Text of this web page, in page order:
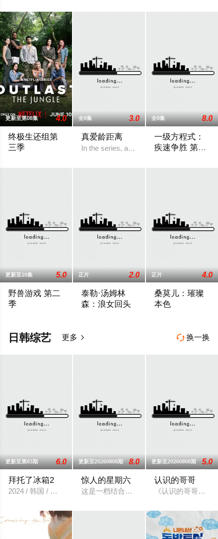
更新至第08集 4.0
终极生还组第
三季
全8集 3.0
真爱龄距离
In the series, age is thrown out the
全8集 8.0
一级方程式：
疾速争胜 第八
更新至10集 5.0
野兽游戏 第二
季
正片 2.0
泰勒·汤姆林
森：浪女回头
正片 4.0
桑莫儿：璀璨
本色
 换一换
日韩综艺 更多 
更新至第83期 6.0
拜托了冰箱2
2024 / 韩国 / 韩国综艺
更新至20260808期 8.0
惊人的星期六
这是一档结合音乐+美食+答题的新综艺
更新至20260808期 5.0
认识的哥哥
《认识的哥哥》